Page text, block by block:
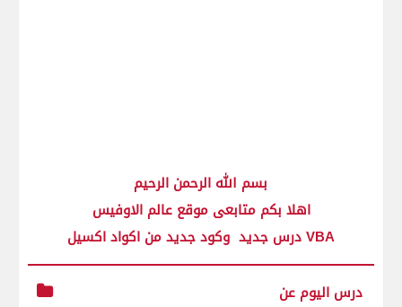
اهلا بكم متابعى موقع عالم الاوفيس
درس جديد وكود جديد من اكواد اكسيل VBA
درس اليوم عن